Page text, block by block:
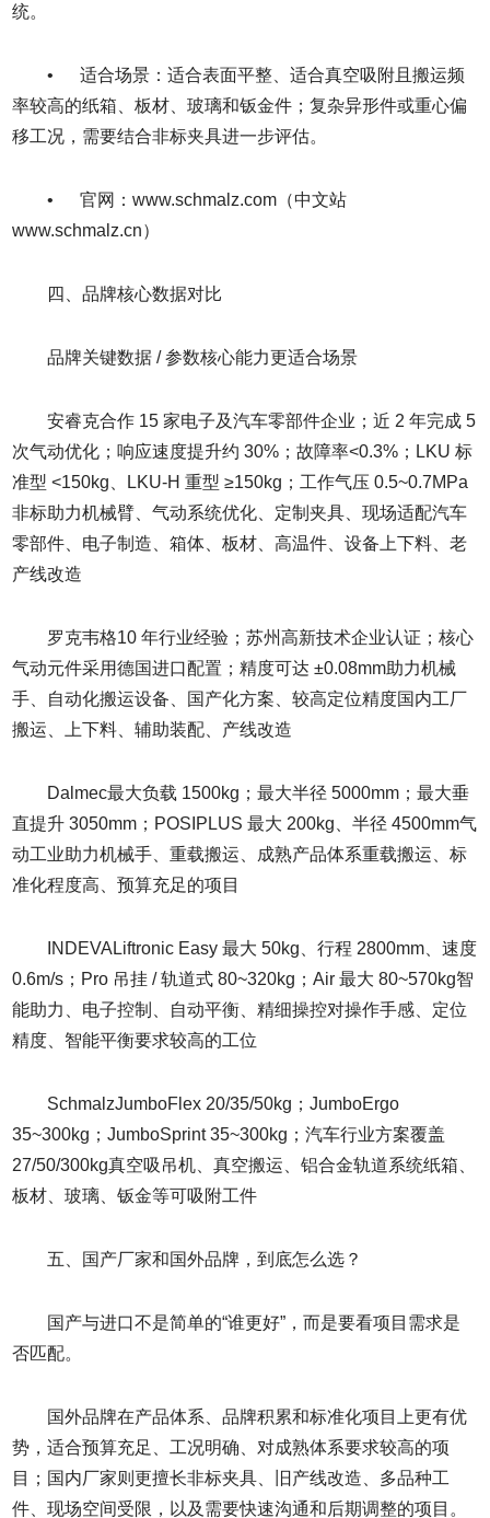
统。
• 适合场景：适合表面平整、适合真空吸附且搬运频
率较高的纸箱、板材、玻璃和钣金件；复杂异形件或重心偏
移工况，需要结合非标夹具进一步评估。
• 官网：www.schmalz.com（中文站
www.schmalz.cn）
四、品牌核心数据对比
品牌关键数据 / 参数核心能力更适合场景
安睿克合作 15 家电子及汽车零部件企业；近 2 年完成 5
次气动优化；响应速度提升约 30%；故障率<0.3%；LKU 标
准型 <150kg、LKU-H 重型 ≥150kg；工作气压 0.5~0.7MPa
非标助力机械臂、气动系统优化、定制夹具、现场适配汽车
零部件、电子制造、箱体、板材、高温件、设备上下料、老
产线改造
罗克韦格10 年行业经验；苏州高新技术企业认证；核心
气动元件采用德国进口配置；精度可达 ±0.08mm助力机械
手、自动化搬运设备、国产化方案、较高定位精度国内工厂
搬运、上下料、辅助装配、产线改造
Dalmec最大负载 1500kg；最大半径 5000mm；最大垂
直提升 3050mm；POSIPLUS 最大 200kg、半径 4500mm气
动工业助力机械手、重载搬运、成熟产品体系重载搬运、标
准化程度高、预算充足的项目
INDEVALiftronic Easy 最大 50kg、行程 2800mm、速度
0.6m/s；Pro 吊挂 / 轨道式 80~320kg；Air 最大 80~570kg智
能助力、电子控制、自动平衡、精细操控对操作手感、定位
精度、智能平衡要求较高的工位
SchmalzJumboFlex 20/35/50kg；JumboErgo
35~300kg；JumboSprint 35~300kg；汽车行业方案覆盖
27/50/300kg真空吸吊机、真空搬运、铝合金轨道系统纸箱、
板材、玻璃、钣金等可吸附工件
五、国产厂家和国外品牌，到底怎么选？
国产与进口不是简单的“谁更好”，而是要看项目需求是
否匹配。
国外品牌在产品体系、品牌积累和标准化项目上更有优
势，适合预算充足、工况明确、对成熟体系要求较高的项
目；国内厂家则更擅长非标夹具、旧产线改造、多品种工
件、现场空间受限，以及需要快速沟通和后期调整的项目。